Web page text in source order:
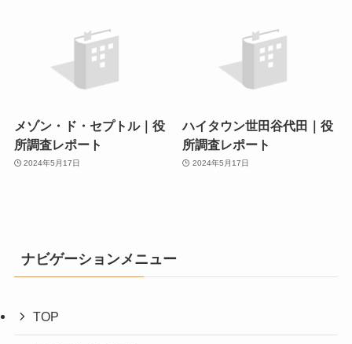
メゾン・ド・セプトル｜役
所調査レポート
2024年5月17日
ハイタウン世田谷代田｜役
所調査レポート
2024年5月17日
ナビゲーションメニュー
TOP